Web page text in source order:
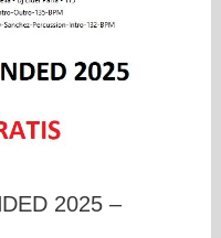
2025 –